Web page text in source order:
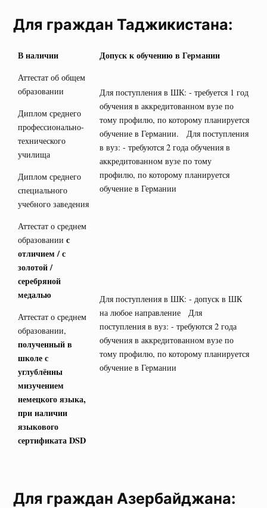
Для граждан Таджикистана:
В наличии Допуск к обучению в Германии
Аттестат об общем
образовании
Для поступления в ШК: - требуется 1 год
обучения в аккредитованном вузе по
тому профилю, по которому планируется
обучение в Германии. Для поступления
в вуз: - требуются 2 года обучения в
аккредитованном вузе по тому
профилю, по которому планируется
обучение в Германии
Диплом среднего
профессионально-
технического
училища
Диплом среднего
специального
учебного заведения
Аттестат о среднем
образовании с
отличием / с
золотой /
серебряной
медалью
Для поступления в ШК: - допуск в ШК
на любое направление Для
поступления в вуз: - требуются 2 года
обучения в аккредитованном вузе по
тому профилю, по которому планируется
обучение в Германии
Аттестат о среднем
образовании,
полученный в
школе с
углублённы
мизучением
немецкого языка,
при наличии
языкового
сертификатаDSD
Для граждан Азербайджана: